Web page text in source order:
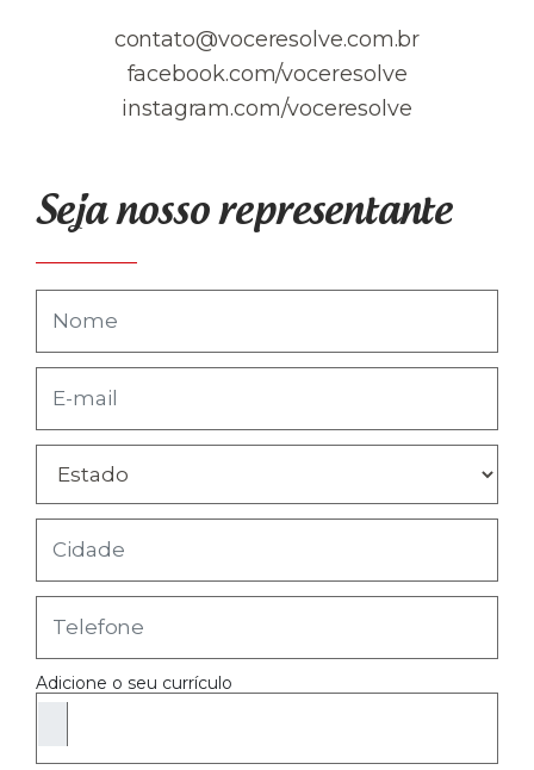
contato@voceresolve.com.br
facebook.com/voceresolve
instagram.com/voceresolve
Seja nosso representante
Adicione o seu currículo